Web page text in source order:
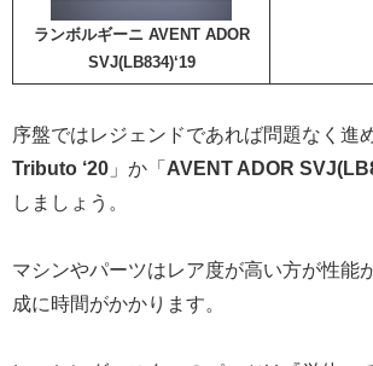
ランボルギーニ AVENT ADOR
SVJ(LB834)‘19
序盤ではレジェンドであれば問題なく進
Tributo ‘20 」か「 AVENT ADOR
しましょう。
マシンやパーツはレア度が高い方が性能
成に時間がかかります。